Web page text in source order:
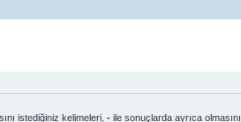
istediğiniz kelimeleri, - ile sonuçlarda ayrıca olmasını